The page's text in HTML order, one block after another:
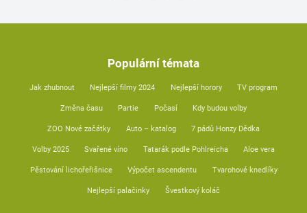
Populární témata
Jak zhubnout Nejlepší filmy 2024 Nejlepší horory TV program
Změna času Partie Počasí Kdy budou volby
ZOO Nové začátky Auto – katalog 7 pádů Honzy Dědka
Volby 2025 Svařené víno Tatarák podle Pohlreicha Aloe vera
Pěstování lichořeřišnice Výpočet ascendentu Tvarohové knedlíky
Nejlepší palačinky Švestkový koláč